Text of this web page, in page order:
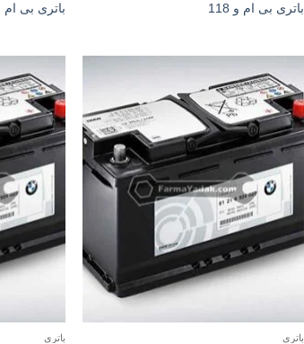
باتری بی ام و 118 باتری بی ام و
باتری باتری